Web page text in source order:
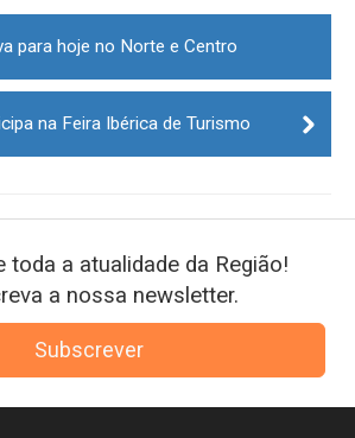
para hoje no Norte e Centro
na Feira Ibérica de Turismo
toda a atualidade da Região!
a nossa newsletter.
Subscrever